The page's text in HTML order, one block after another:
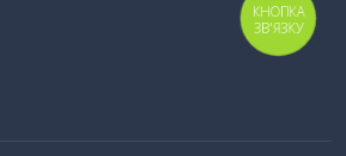
КНОПКА
ЗВ'ЯЗКУ